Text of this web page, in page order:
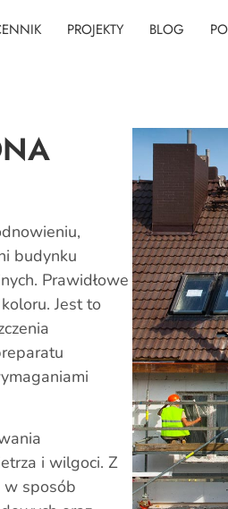
PROJEKTY BLOG
budynku
Prawidłowe
Jest to
i wilgoci. Z
sposób